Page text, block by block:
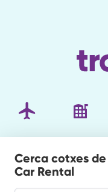
Cerca cotxes
Car Rental